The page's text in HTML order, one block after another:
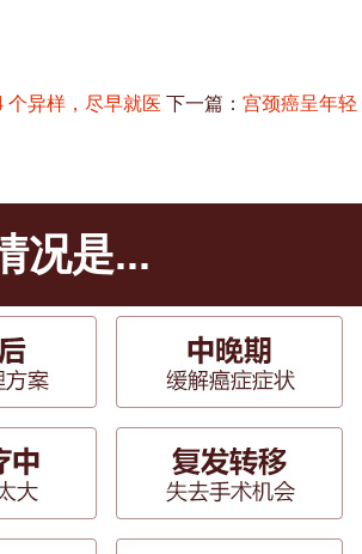
个异样，尽早就医 下一篇： 宫颈癌呈年轻
况是...